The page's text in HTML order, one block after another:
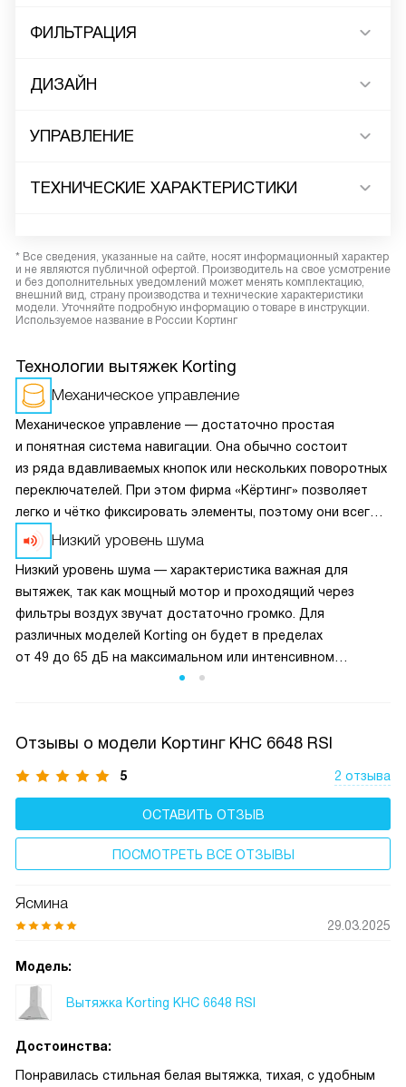
ФИЛЬТРАЦИЯ
ДИЗАЙН
УПРАВЛЕНИЕ
ТЕХНИЧЕСКИЕ ХАРАКТЕРИСТИКИ
* Все сведения, указанные на сайте, носят информационный характер
и не являются публичной офертой. Производитель на свое усмотрение
и без дополнительных уведомлений может менять комплектацию,
внешний вид, страну производства и технические характеристики
модели. Уточняйте подробную информацию о товаре в инструкции.
Используемое название в России Кортинг
Технологии вытяжек Korting
Механическое управление
Механическое управление — достаточно простая
и понятная система навигации. Она обычно состоит
из ряда вдавливаемых кнопок или нескольких поворотных
переключателей. При этом фирма «Кёртинг» позволяет
легко и чётко фиксировать элементы, поэтому они всегда
выставляют нужное значение с тем шагом, который
подразумевает конкретная модель техники.
Низкий уровень шума
Низкий уровень шума — характеристика важная для
вытяжек, так как мощный мотор и проходящий через
фильтры воздух звучат достаточно громко. Для
различных моделей Korting он будет в пределах
от 49 до 65 дБ на максимальном или интенсивном
режимах. Для сравнения: 45 дБ — это обычный разговор,
Отзывы о модели Кортинг KHC 6648 RSI
5 2 отзыва
ОСТАВИТЬ ОТЗЫВ
ПОСМОТРЕТЬ ВСЕ ОТЗЫВЫ
Ясмина
29.03.2025
Модель:
Вытяжка Korting KHC 6648 RSI
Достоинства:
Понравилась стильная белая вытяжка, тихая, с удобным